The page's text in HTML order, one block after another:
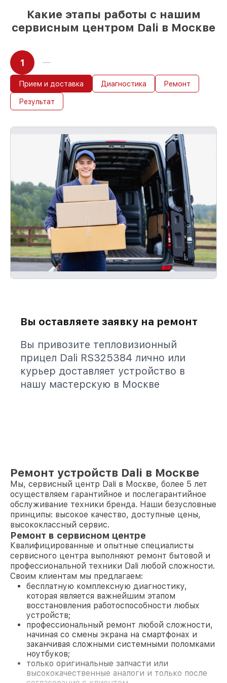
Какие этапы работы с нашим
сервисным центром Dali в Москве
1
Прием и доставка Диагностика Ремонт
Результат
Вы оставляете заявку на ремонт
Вы привозите тепловизионный
прицел Dali RS325384 лично или
курьер доставляет устройство в
нашу мастерскую в Москве
Ремонт устройств Dali в Москве
Мы, сервисный центр Dali в Москве, более 5 лет
осуществляем гарантийное и послегарантийное
обслуживание техники бренда. Наши безусловные
принципы: высокое качество, доступные цены,
высококлассный сервис.
Ремонт в сервисном центре
Квалифицированные и опытные специалисты
сервисного центра выполняют ремонт бытовой и
профессиональной техники Dali любой сложности.
Своим клиентам мы предлагаем:
бесплатную комплексную диагностику,
которая является важнейшим этапом
восстановления работоспособности любых
устройств;
профессиональный ремонт любой сложности,
начиная со смены экрана на смартфонах и
заканчивая сложными системными поломками
ноутбуков;
только оригинальные запчасти или
высококачественные аналоги и только после